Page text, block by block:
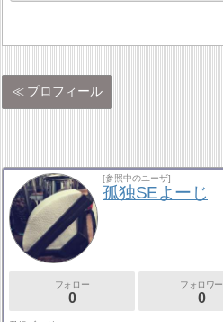
プロフィール
[参照中のユーザ]
孤独SEよーじ
フォロー
0
フォロワー
0